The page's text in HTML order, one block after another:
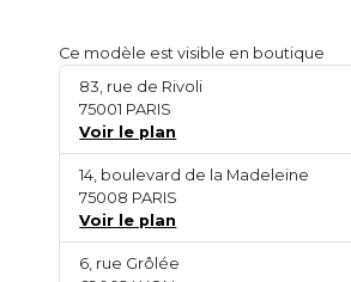
Ce modèle est visible en boutique
83, rue de Rivoli
75001 PARIS
Voir le plan
14, boulevard de la Madeleine
75008 PARIS
Voir le plan
6, rue Grôlée